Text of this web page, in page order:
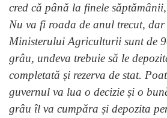
cred că până la finele
Nu va fi roada de anul trecut, dar
Ministerului Agriculturii sunt de
grâu, undeva trebuie să le
completată și rezerva de stat.
guvernul va lua o decizie și o
grâu îl va cumpăra și depozita